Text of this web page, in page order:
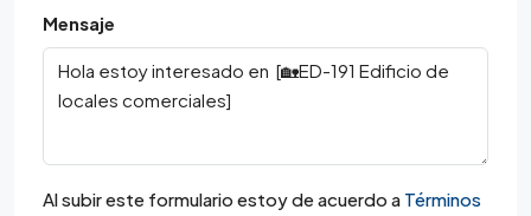
Mensaje
Al subir este formulario estoy de acuerdo a Términos